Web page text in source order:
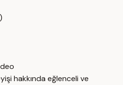
hakkında eğlenceli ve